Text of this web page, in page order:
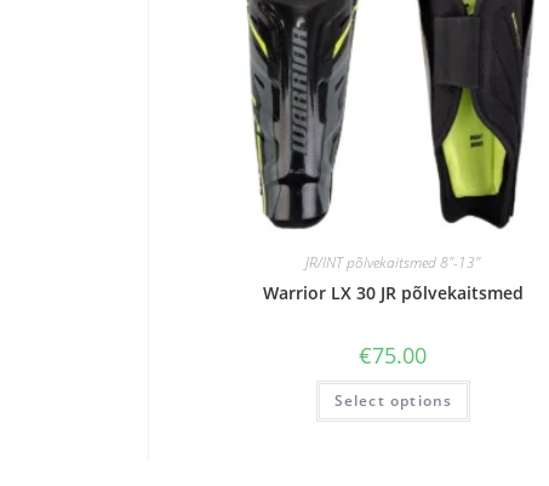
JR/INT põlvekaitsmed 8"-13"
Warrior LX 30 JR põlvekaitsmed
€75.00
Select options